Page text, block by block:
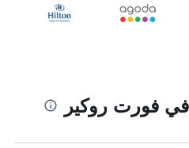
فورت روكير